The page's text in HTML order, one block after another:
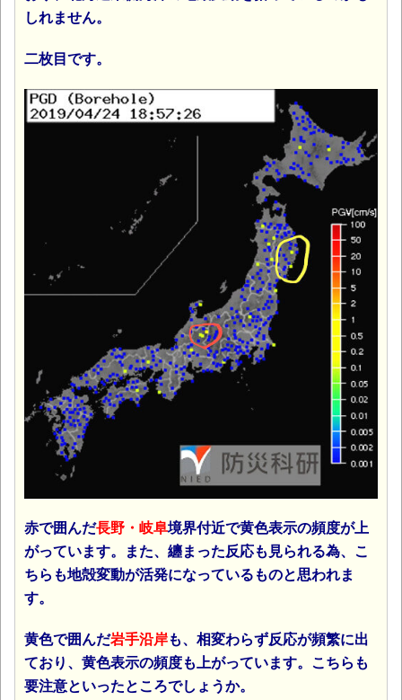
しれません。
二枚目です。
赤で囲んだ長野・岐阜境界付近で黄色表示の頻度が上
がっています。また、纏まった反応も見られる為、こ
ちらも地殻変動が活発になっているものと思われま
す。
黄色で囲んだ岩手沿岸も、相変わらず反応が頻繁に出
ており、黄色表示の頻度も上がっています。こちらも
要注意といったところでしょうか。